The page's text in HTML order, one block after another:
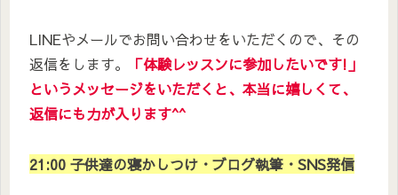
LINEやメールでお問い合わせをいただくので、その
返信をします。
「体験レッスンに参加したいです!」
というメッセージをいただくと、本当に嬉しくて、
返信にも力が入ります^^
21:00 子供達の寝かしつけ ・ ブログ執筆・SNS発信